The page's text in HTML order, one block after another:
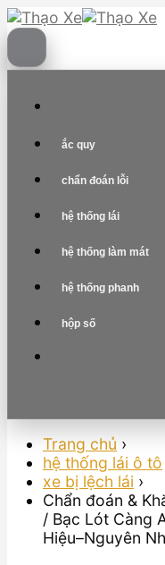
Skip
to
content
ắc quy
chẩn đoán lỗi
hệ thống lái
hệ thống làm mát
hệ thống phanh
hộp số
Trang chủ ›
hệ thống lái ô tô
xe bị lệch lái ›
Chẩn đoán &
/ Bạc Lót Càng
Hiệu–Nguyên